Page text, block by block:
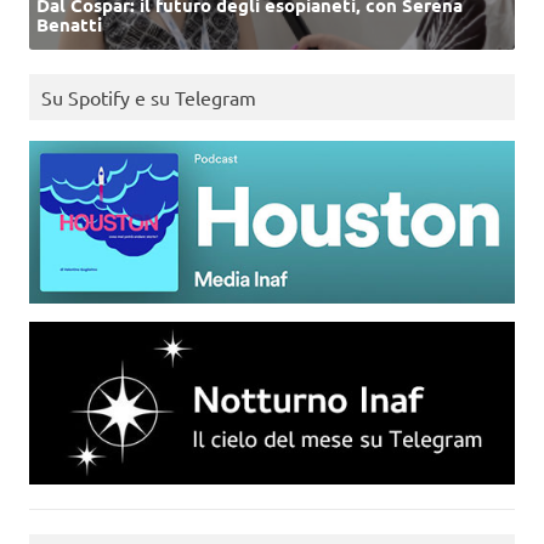
Dal Cospar: il futuro degli esopianeti, con Serena
Benatti
Su Spotify e su Telegram